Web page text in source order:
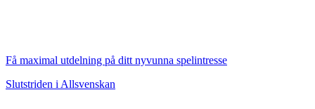
Få maximal utdelning på ditt nyvunna spelintresse
Slutstriden i Allsvenskan